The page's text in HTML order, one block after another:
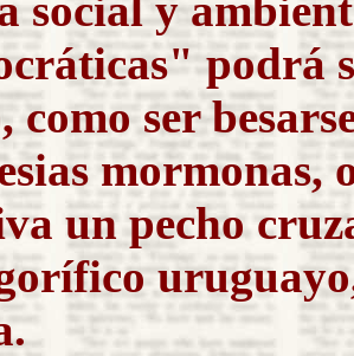
podrá
como ser
un pecho